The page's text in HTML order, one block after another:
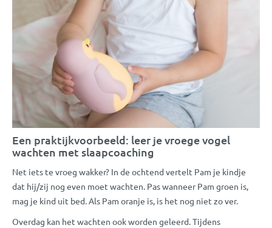
Een praktijkvoorbeeld: leer je vroege vogel
wachten met slaapcoaching
Net iets te vroeg wakker? In de ochtend vertelt Pam je kindje
dat hij/zij nog even moet wachten. Pas wanneer Pam groen is,
mag je kind uit bed. Als Pam oranje is, is het nog niet zo ver.
Overdag kan het wachten ook worden geleerd. Tijdens